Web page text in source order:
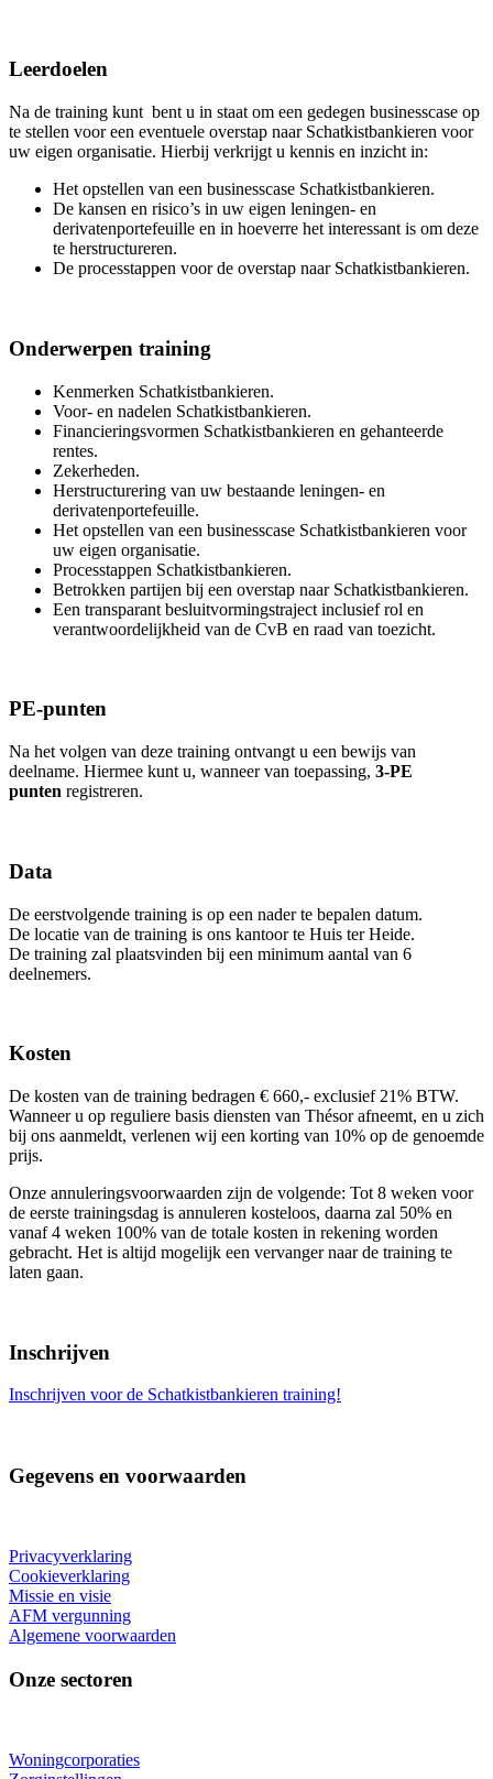
Leerdoelen
Na de training kunt bent u in staat om een gedegen businesscase op
te stellen voor een eventuele overstap naar Schatkistbankieren voor
uw eigen organisatie. Hierbij verkrijgt u kennis en inzicht in:
Het opstellen van een businesscase Schatkistbankieren.
De kansen en risico’s in uw eigen leningen- en
derivatenportefeuille en in hoeverre het interessant is om deze
te herstructureren.
De processtappen voor de overstap naar Schatkistbankieren.
Onderwerpen training
Kenmerken Schatkistbankieren.
Voor- en nadelen Schatkistbankieren.
Financieringsvormen Schatkistbankieren en gehanteerde
rentes.
Zekerheden.
Herstructurering van uw bestaande leningen- en
derivatenportefeuille.
Het opstellen van een businesscase Schatkistbankieren voor
uw eigen organisatie.
Processtappen Schatkistbankieren.
Betrokken partijen bij een overstap naar Schatkistbankieren.
Een transparant besluitvormingstraject inclusief rol en
verantwoordelijkheid van de CvB en raad van toezicht.
PE-punten
Na het volgen van deze training ontvangt u een bewijs van
deelname. Hiermee kunt u, wanneer van toepassing, 3-PE
punten registreren.
Data
De eerstvolgende training is op een nader te bepalen datum.
De locatie van de training is ons kantoor te Huis ter Heide.
De training zal plaatsvinden bij een minimum aantal van 6
deelnemers.
Kosten
De kosten van de training bedragen € 660,- exclusief 21% BTW.
Wanneer u op reguliere basis diensten van Thésor afneemt, en u zich
bij ons aanmeldt, verlenen wij een korting van 10% op de genoemde
prijs.
Onze annuleringsvoorwaarden zijn de volgende: Tot 8 weken voor
de eerste trainingsdag is annuleren kosteloos, daarna zal 50% en
vanaf 4 weken 100% van de totale kosten in rekening worden
gebracht. Het is altijd mogelijk een vervanger naar de training te
laten gaan.
Inschrijven
Inschrijven voor de Schatkistbankieren training!
Gegevens en voorwaarden
Privacyverklaring
Cookieverklaring
Missie en visie
AFM vergunning
Algemene voorwaarden
Onze sectoren
Woningcorporaties